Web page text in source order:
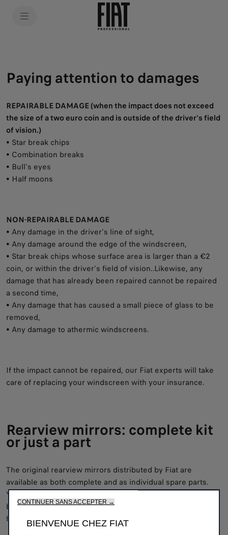
Paying attention to damages
REPAIRABLE DAMAGE (when the impact does not exceed
the size of a two euro coin and is outside of the driver's field
of vision.)
• Star break chips
• Combination breaks
• Bull's eyes
• Half moons
NON-REPAIRABLE DAMAGE
• Any damage in the driver's line of sight,
• Any damage around the edge of the windscreen,
• Star break chips whose surface area is larger than a €2
coin, or within the driver's field of vision..Likewise, any
damage that has already been repaired cannot be repaired
a second time,
• Any damage that has caused a small piece of glass to be
removed,
• Any damage to athermic windscreens.
If the impact cannot be repaired, our Fiat experts will take
care of replacing your windscreen with your insurance.
Rearview mirrors: complete kit
or just a part
The original rearview mirrors distributed by Fiat are
available as both complete and as individual spare parts.
You can ask separately for the reflector, the cap or the
badges, according to your needs, and the repairs that you
have to have done, at the Authorised Fiat Dealership.
CONTINUER SANS ACCEPTER →
BIENVENUE CHEZ FIAT